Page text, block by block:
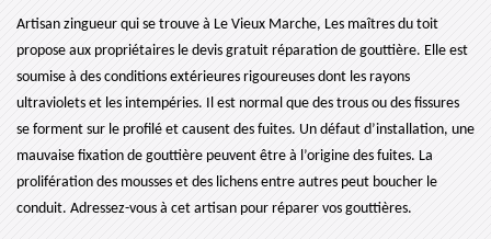
Artisan zingueur qui se trouve à Le Vieux Marche, Les maîtres du toit
propose aux propriétaires le devis gratuit réparation de gouttière. Elle est
soumise à des conditions extérieures rigoureuses dont les rayons
ultraviolets et les intempéries. Il est normal que des trous ou des fissures
se forment sur le profilé et causent des fuites. Un défaut d’installation, une
mauvaise fixation de gouttière peuvent être à l’origine des fuites. La
prolifération des mousses et des lichens entre autres peut boucher le
conduit. Adressez-vous à cet artisan pour réparer vos gouttières.